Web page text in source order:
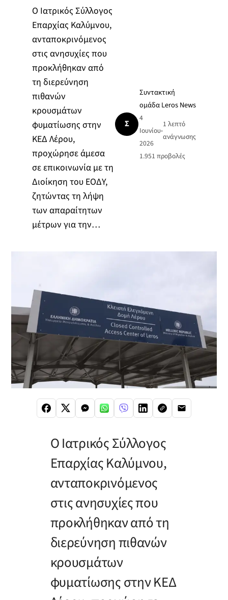
Ο Ιατρικός Σύλλογος
Επαρχίας Καλύμνου,
ανταποκρινόμενος
στις ανησυχίες που
προκλήθηκαν από
τη διερεύνηση
πιθανών
κρουσμάτων
φυματίωσης στην
ΚΕΔ Λέρου,
προχώρησε άμεσα
σε επικοινωνία με τη
Διοίκηση του ΕΟΔΥ,
ζητώντας τη λήψη
των απαραίτητων
μέτρων για την…
Σ
Συντακτική
ομάδα Leros News
4
Ιουνίου
2026
•
1 λεπτό
ανάγνωσης
1.951 προβολές
Ο Ιατρικός Σύλλογος
Επαρχίας Καλύμνου,
ανταποκρινόμενος
στις ανησυχίες που
προκλήθηκαν από τη
διερεύνηση πιθανών
κρουσμάτων
φυματίωσης στην ΚΕΔ